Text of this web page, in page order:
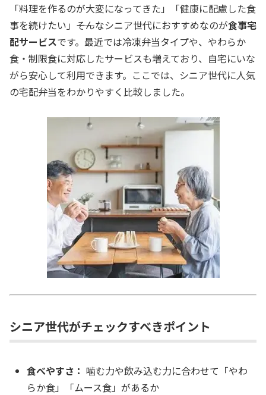
「料理を作るのが大変になってきた」「健康に配慮した食
事を続けたい」――そんなシニア世代におすすめなのが食事宅
配サービスです。最近では冷凍弁当タイプや、やわらか
食・制限食に対応したサービスも増えており、自宅にいな
がら安心して利用できます。ここでは、シニア世代に人気
の宅配弁当をわかりやすく比較しました。
シニア世代がチェックすべきポイント
食べやすさ： 噛む力や飲み込む力に合わせて「やわ
らか食」「ムース食」があるか